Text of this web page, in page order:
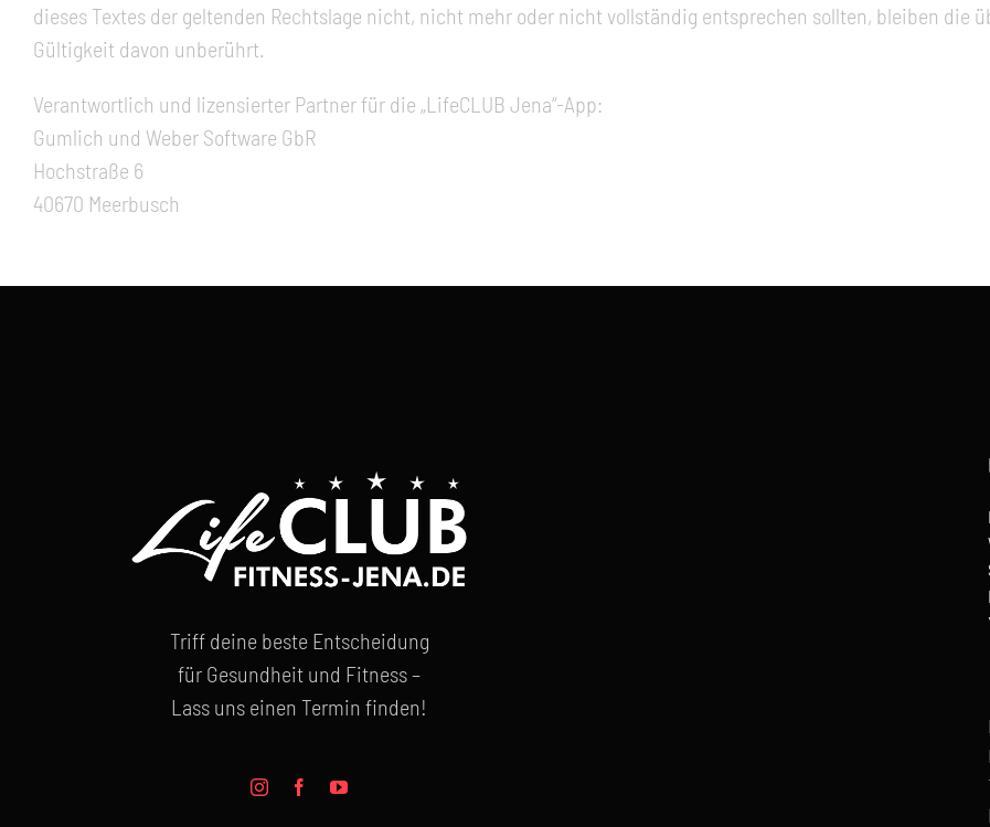
dieses Textes der geltenden Rechtslage nicht, nicht mehr oder nicht vollständig entsprechen sollten, bleiben die
Gültigkeit davon unberührt.
Verantwortlich und lizensierter Partner für die „LifeCLUB Jena“-App:
Gumlich und Weber Software GbR
Hochstraße 6
40670 Meerbusch
Triff deine beste Entscheidung
für Gesundheit und Fitness –
Lass uns einen Termin finden!